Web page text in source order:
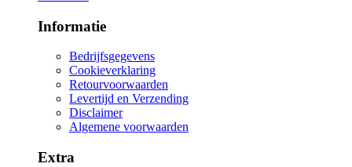
Informatie
Bedrijfsgegevens
Cookieverklaring
Retourvoorwaarden
Levertijd en Verzending
Disclaimer
Algemene voorwaarden
Extra